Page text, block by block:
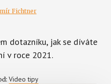
Fichtner
dotazníku, jak se díváte
v roce 2021.
Video tipy